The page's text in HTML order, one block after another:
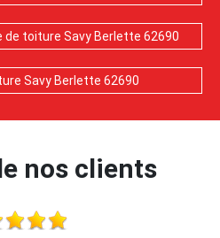
toiture Savy Berlette 62690
Savy Berlette 62690
nos clients